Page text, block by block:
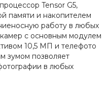
Tensor G5,
памяти и накопителем
работу в любых
с основным модулем
10,5 МП и телефото
зумом позволяет
в любых